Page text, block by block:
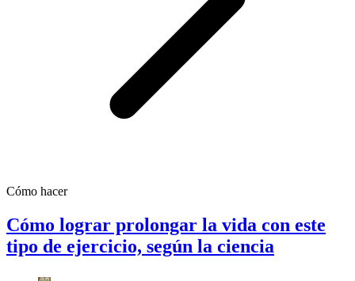
Cómo hacer
Cómo lograr prolongar la vida con este
tipo de ejercicio, según la ciencia